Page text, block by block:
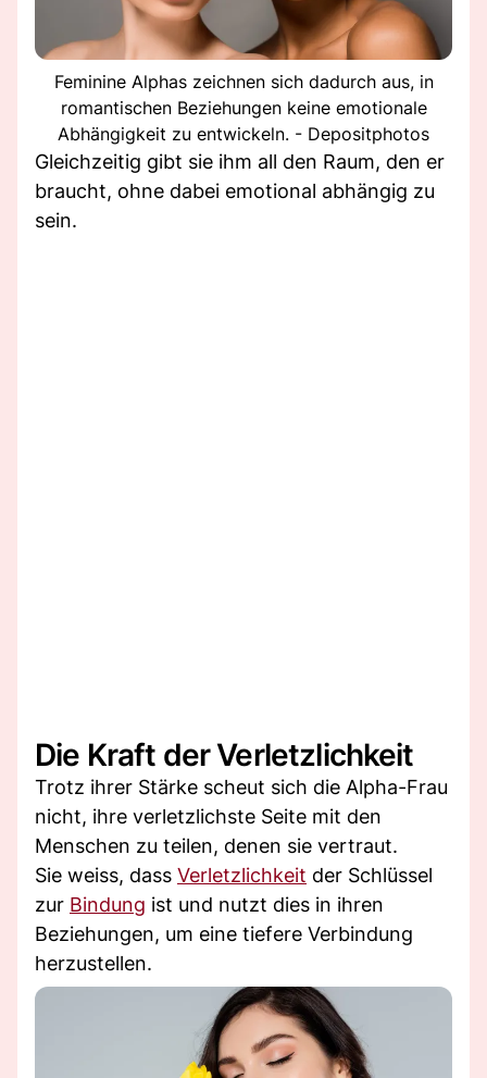
Feminine Alphas zeichnen sich dadurch aus, in
romantischen Beziehungen keine emotionale
Abhängigkeit zu entwickeln. - Depositphotos
Gleichzeitig gibt sie ihm all den Raum, den er
braucht, ohne dabei emotional abhängig zu
sein.
Die Kraft der Verletzlichkeit
Trotz ihrer Stärke scheut sich die Alpha-Frau
nicht, ihre verletzlichste Seite mit den
Menschen zu teilen, denen sie vertraut.
Sie weiss, dass Verletzlichkeit der Schlüssel
zur Bindung ist und nutzt dies in ihren
Beziehungen, um eine tiefere Verbindung
herzustellen.